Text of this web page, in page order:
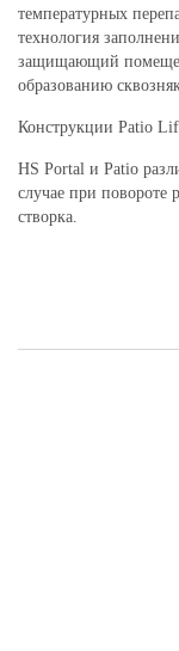
температурных
технология
защищающий
образованию
Конструкции Patio
HS Portal и Patio
случае при повороте
створка.